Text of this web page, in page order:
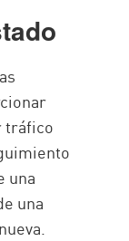
tráfico
una
una